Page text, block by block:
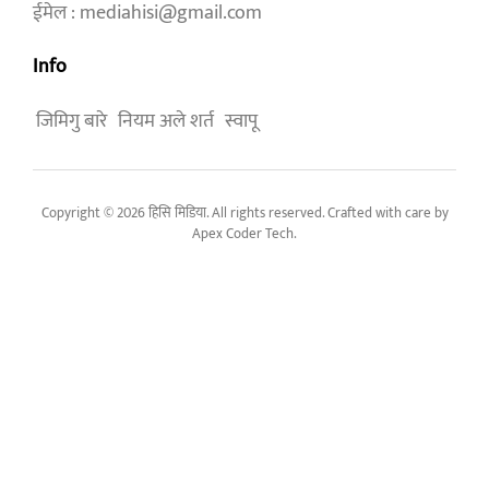
ईमेल : mediahisi@gmail.com
Info
जिमिगु बारे नियम अले शर्त स्वापू
Copyright © 2026 हिसि मिडिया. All rights reserved. Crafted with care by
Apex Coder Tech.